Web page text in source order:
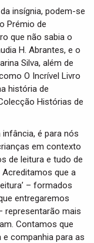
insígnia, podem-se
Prémio de
que não sabia o
H. Abrantes, e o
Silva, além de
O Incrível Livro
história de
Histórias de
é para nós
em contexto
de leitura e tudo de
que a
– formados
entregaremos
representarão mais
Contamos que
companhia para as